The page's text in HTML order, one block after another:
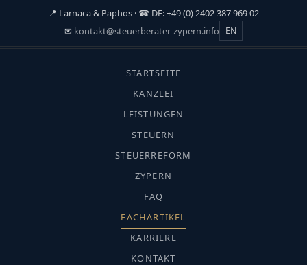
📍 Larnaca & Paphos · ☎ DE: +49 (0) 2402 387 969 02
✉ kontakt@steuerberater-zypern.info EN
STARTSEITE
KANZLEI
LEISTUNGEN
STEUERN
STEUERREFORM
ZYPERN
FAQ
FACHARTIKEL
KARRIERE
KONTAKT